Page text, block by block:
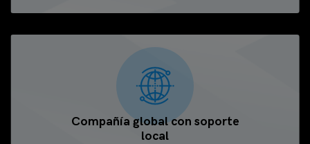
Compañía global con soporte
local